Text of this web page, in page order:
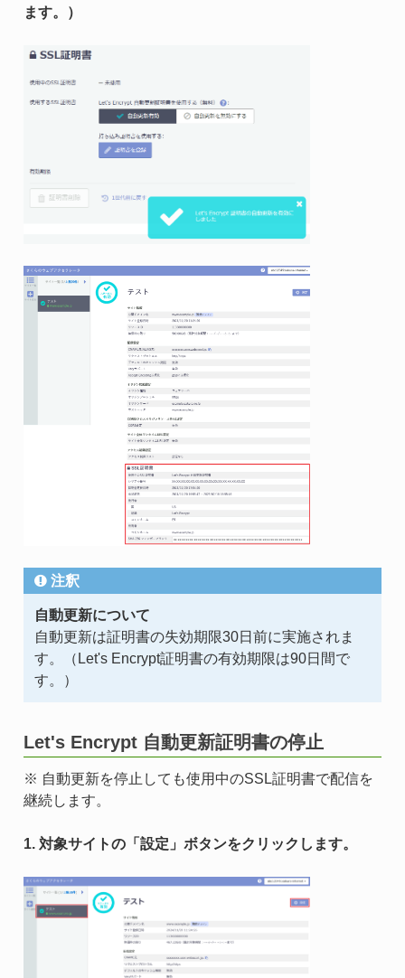
ます。）
注釈
自動更新について
自動更新は証明書の失効期限30日前に実施されま
す。（Let's Encrypt証明書の有効期限は90日間で
す。）
Let's Encrypt 自動更新証明書の停止
※ 自動更新を停止しても使用中のSSL証明書で配信を
継続します。
1. 対象サイトの「設定」ボタンをクリックします。